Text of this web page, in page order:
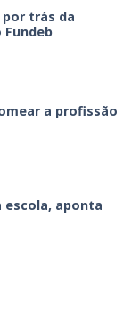
por trás da
a profissão
aponta